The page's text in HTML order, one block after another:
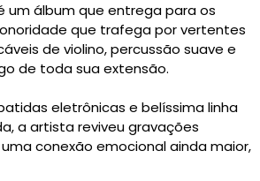
um álbum que entrega para os
que trafega por vertentes
de violino, percussão suave e
de toda sua extensão.
eletrônicas e belíssima linha
a artista reviveu gravações
conexão emocional ainda maior,